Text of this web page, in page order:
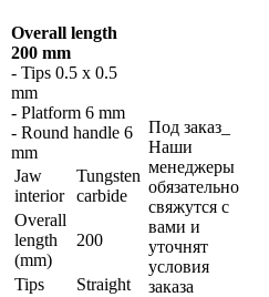
Overall length
200 mm
- Tips 0.5 x 0.5
mm
- Platform 6 mm
- Round handle 6
mm
Jaw
interior
Tungsten
carbide
Overall
length
(mm)
200
Tips
Straight
Под заказ_
Наши
менеджеры
обязательно
свяжутся с
вами и
уточнят
условия
заказа